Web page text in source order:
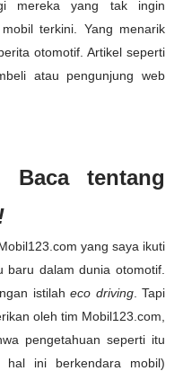
mereka yang tak ingin
terkini. Yang menarik
otomotif. Artikel seperti
atau pengunjung web
tentang
yang saya ikuti
dalam dunia otomotif.
istilaheco driving. Tapi
oleh tim Mobil123.com,
pengetahuan seperti itu
hal ini berkendara mobil)